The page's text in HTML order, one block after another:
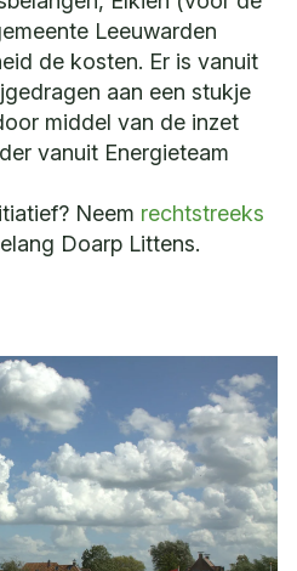
Leeuwarden
de kosten. Er is vanuit
aan een stukje
middel van de inzet
vanuit Energieteam
Neem rechtstreeks
Doarp Littens.